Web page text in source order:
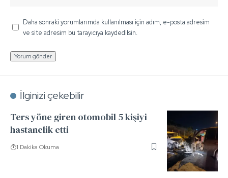
Daha sonraki yorumlarımda kullanılması için adım, e-posta adresim
ve site adresim bu tarayıcıya kaydedilsin.
İlginizi çekebilir
Ters yöne giren otomobil 5 kişiyi
hastanelik etti
1 Dakika Okuma